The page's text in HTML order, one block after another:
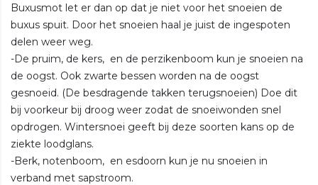
Buxusmot let er dan op dat je niet voor het snoeien de
buxus spuit. Door het snoeien haal je juist de ingespoten
delen weer weg.
-De pruim, de kers, en de perzikenboom kun je snoeien na
de oogst. Ook zwarte bessen worden na de oogst
gesnoeid. (De besdragende takken terugsnoeien) Doe dit
bij voorkeur bij droog weer zodat de snoeiwonden snel
opdrogen. Wintersnoei geeft bij deze soorten kans op de
ziekte loodglans.
-Berk, notenboom, en esdoorn kun je nu snoeien in
verband met sapstroom.